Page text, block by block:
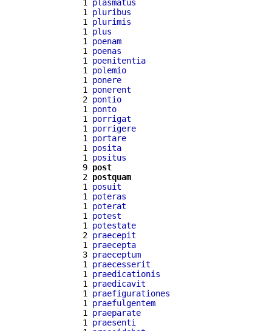
  1
plasmatus
  1
pluribus
  1
plurimis
  1
plus
  1
poenam
  1
poenas
  1
poenitentia
  1
polemio
  1
ponere
  1
ponerent
  2
pontio
  1
ponto
  1
porrigat
  1
porrigere
  1
portare
  1
posita
  1
positus
  9
post
  2
postquam
  1
posuit
  1
poteras
  1
poterat
  1
potest
  1
potestate
  2
praecepit
  1
praecepta
  3
praeceptum
  1
praecesserit
  1
praedicationis
  1
praedicavit
  1
praefigurationes
  1
praefulgentem
  1
praeparate
  1
praesenti